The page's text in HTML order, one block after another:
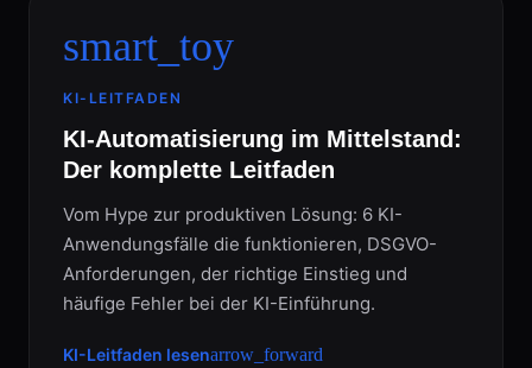
smart_toy
KI-LEITFADEN
KI-Automatisierung im Mittelstand:
Der komplette Leitfaden
Vom Hype zur produktiven Lösung: 6 KI-
Anwendungsfälle die funktionieren, DSGVO-
Anforderungen, der richtige Einstieg und
häufige Fehler bei der KI-Einführung.
KI-Leitfaden lesenarrow_forward